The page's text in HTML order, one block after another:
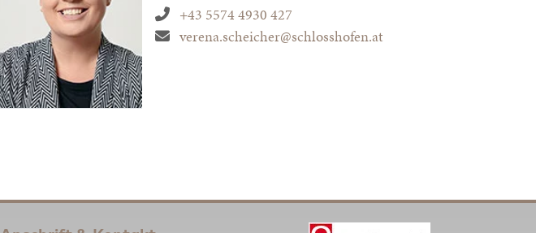
+43 5574 4930 427
verena.scheicher@schlosshofen.at